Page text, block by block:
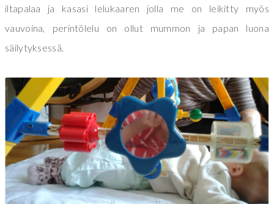
iltapalaa ja kasasi lelukaaren jolla me on leikitty myös
vauvoina, perintölelu on ollut mummon ja papan luona
säilytyksessä.